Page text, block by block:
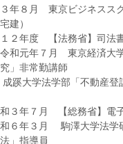
年８月 東京ビジネスス
建）
２年度 【法務省】司法
和元年７月 東京経済大
」非常勤講師
蹊大学法学部「不動産登
３年７月 【総務省】電
６年３月 駒澤大学法学
」指導員